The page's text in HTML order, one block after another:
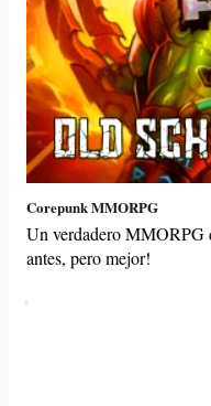
Corepunk MMORPG
Un verdadero MMORPG
antes, pero mejor!